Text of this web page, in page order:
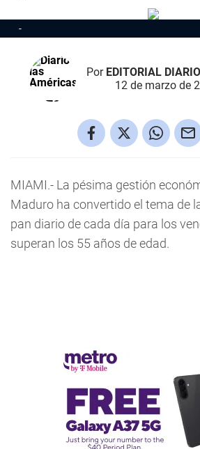
Por EDITORIAL
12 de marzo de
MIAMI.- La pésima gestión
Maduro ha convertido el tema de
pan diario de cada día para los
superan los 55 años de edad.